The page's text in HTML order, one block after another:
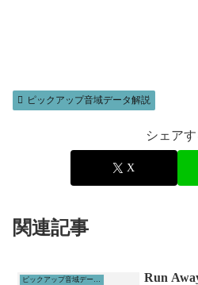
ピックアップ音域データ解説
シェアす
X
関連記事
Run